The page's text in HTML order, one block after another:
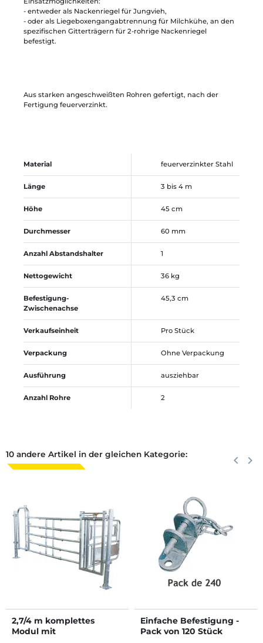
- entweder als Nackenriegel für Jungvieh,
- oder als Liegeboxengangabtrennung für Milchkühe, an den
spezifischen Gitterträgern für 2-rohrige Nackenriegel
befestigt.
Aus starken angeschweißten Rohren gefertigt, nach der
Fertigung feuerverzinkt.
Material feuerverzinkter Stahl
Länge 3 bis 4 m
Höhe 45 cm
Durchmesser 60 mm
Anzahl Abstandshalter 1
Nettogewicht 36 kg
Befestigung-
Zwischenachse
45,3 cm
Verkaufseinheit Pro Stück
Verpackung Ohne Verpackung
Ausführung ausziehbar
Anzahl Rohre 2
10 andere Artikel in der gleichen Kategorie: Zurück
keyboard_arrow_left keyboard_arrow_right
2,7/4 m komplettes
Modul mit
Einfache Befestigung -
Pack von 120 Stück